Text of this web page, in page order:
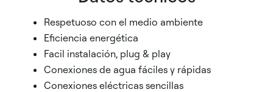
Respetuoso con el medio ambiente
Eficiencia energética
Facil instalación, plug & play
Conexiones de agua fáciles y rápidas
Conexiones eléctricas sencillas